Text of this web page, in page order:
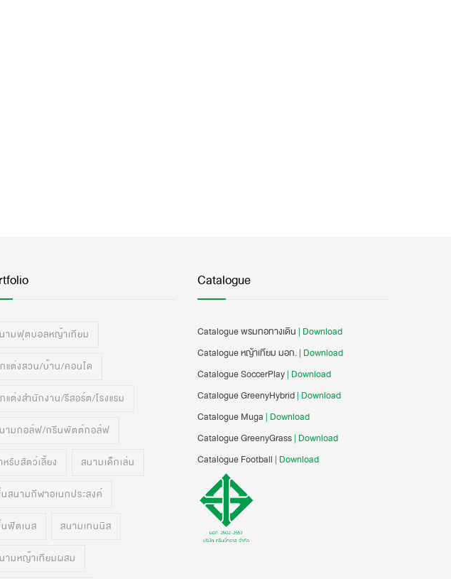
ามฟุตบอลหญ้าเทียม
แต่งสวน/บ้าน/คอนโด
แต่งสำนักงาน/รีสอร์ต/โรงแรม
ามกอล์ฟ/กรีนพัตต์กอล์ฟ
หรับสัตว์เลี้ยง สนามเด็กเล่น
สนามกีฬาอเนกประสงค์
ฟิตเนส สนามเทนนิส
ามหญ้าเทียมผสม
Catalogue
Catalogue พรมทอทางเดิน | Download
Catalogue หญ้าเทียม มอก.| Download
Catalogue SoccerPlay| Download
Catalogue GreenyHybrid| Download
Catalogue Muga | Download
Catalogue GreenyGrass| Download
Catalogue Football | Download